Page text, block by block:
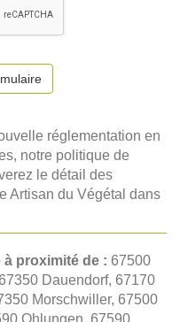
réglementation en
notre politique de
le détail des
Artisan du Végétal dans
proximité de : 67500
Dauendorf, 67170
Morschwiller, 67500
Ohlungen, 67590